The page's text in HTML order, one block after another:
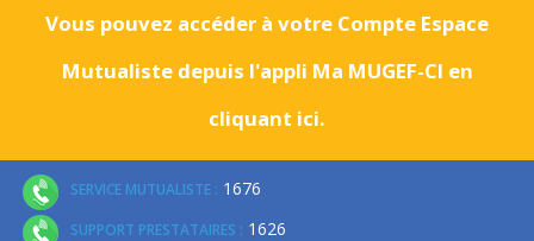
Vous pouvez accéder à votre Compte Espace
Mutualiste depuis l'appli Ma MUGEF-CI en
cliquant ici.
SERVICE MUTUALISTE : 1676
SUPPORT PRESTATAIRES : 1626